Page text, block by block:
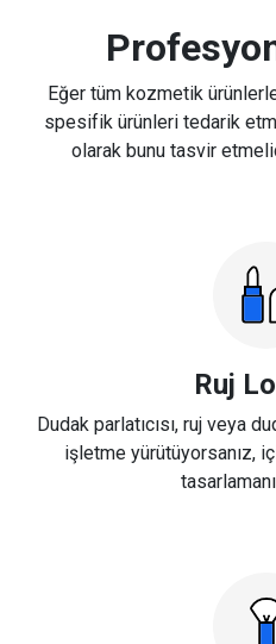
Eğer tüm kozmetik
spesifik ürünleri tedarik
olarak bunu tasvir
Ruj
Dudak parlatıcısı, ruj veya
işletme yürütüyorsanız,